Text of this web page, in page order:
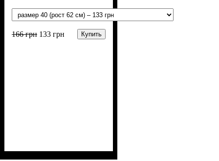
166грн 133 грн Купить